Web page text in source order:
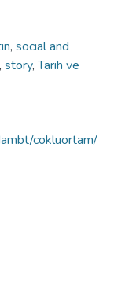
, social and
, story,Tarih ve
cokluortam/